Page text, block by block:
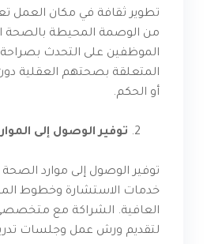
تطوير ثقافة في مكان العمل
من الوصمة المحيطة بالصحة
الموظفين على التحدث
المتعلقة بصحتهم العقلية
أو الحكم.
توفير الوصول إلى
توفير الوصول إلى موارد
خدمات الاستشارة وخطوط
العافية. الشراكة مع
لتقديم ورش عمل وجلسات